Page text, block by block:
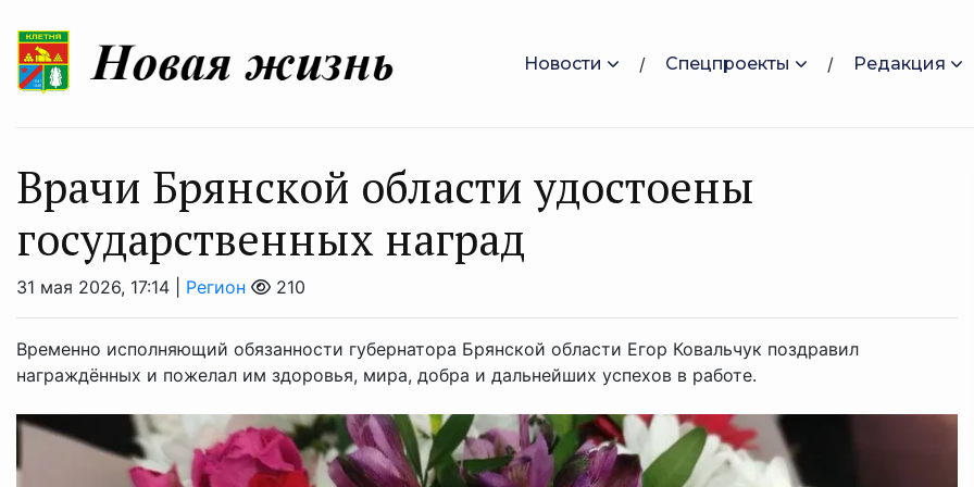
Новости Спецпроекты Редакция
Врачи Брянской области удостоены
государственных наград
31 мая 2026, 17:14 | Регион 210
Временно исполняющий обязанности губернатора Брянской области Егор Ковальчук поздравил
награждённых и пожелал им здоровья, мира, добра и дальнейших успехов в работе.